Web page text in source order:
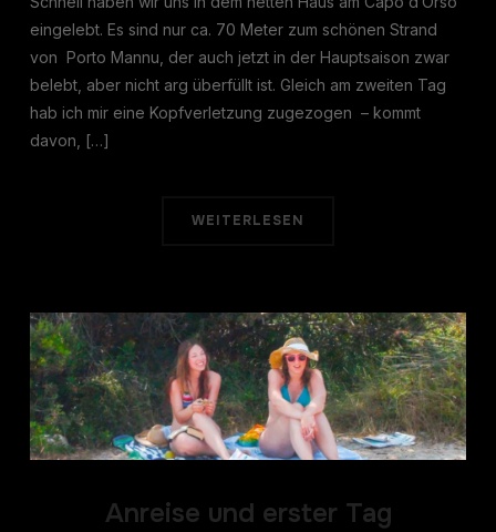
eingelebt. Es sind nur ca. 70 Meter zum schönen Strand
von Porto Mannu, der auch jetzt in der Hauptsaison zwar
belebt, aber nicht arg überfüllt ist. Gleich am zweiten Tag
hab ich mir eine Kopfverletzung zugezogen – kommt
davon, […]
WEITERLESEN
Anreise und erster Tag